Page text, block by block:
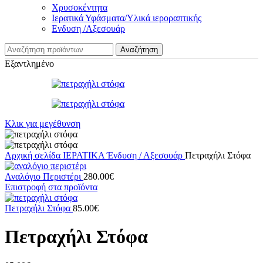
Χρυσοκέντητα
Ιερατικά Υφάσματα/Υλικά ιεροραπτικής
Ενδυση /Αξεσουάρ
Αναζήτηση
Εξαντλημένο
Κλικ για μεγέθυνση
Αρχική σελίδα ΙΕΡΑΤΙΚΑΈνδυση / Αξεσουάρ Πετραχήλι Στόφα
Αναλόγιο Περιστέρι 280.00€
Επιστροφή στα προϊόντα
Πετραχήλι Στόφα 85.00€
Πετραχήλι Στόφα